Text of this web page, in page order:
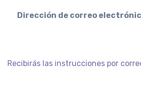
Recibirás las instrucciones por